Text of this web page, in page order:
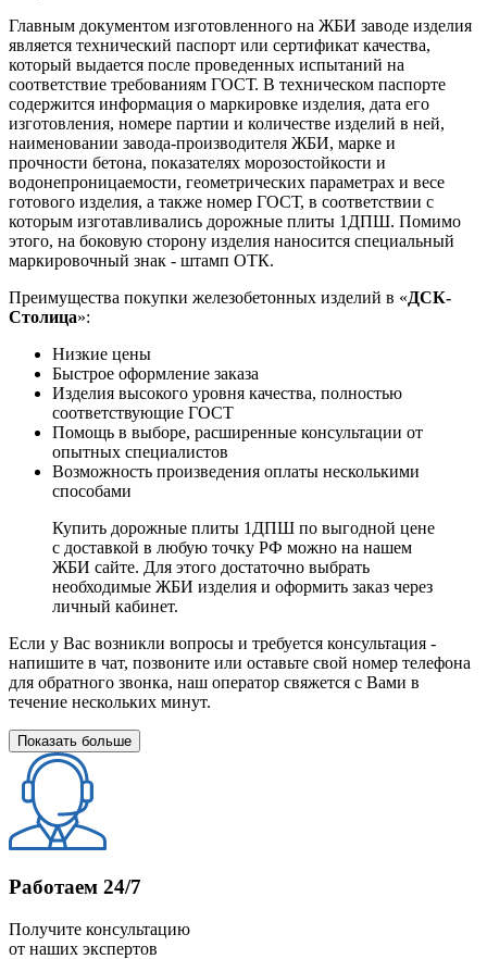
Главным документом изготовленного на ЖБИ заводе изделия
является технический паспорт или сертификат качества,
который выдается после проведенных испытаний на
соответствие требованиям ГОСТ. В техническом паспорте
содержится информация о маркировке изделия, дата его
изготовления, номере партии и количестве изделий в ней,
наименовании завода-производителя ЖБИ, марке и
прочности бетона, показателях морозостойкости и
водонепроницаемости, геометрических параметрах и весе
готового изделия, а также номер ГОСТ, в соответствии с
которым изготавливались дорожные плиты 1ДПШ. Помимо
этого, на боковую сторону изделия наносится специальный
маркировочный знак - штамп ОТК.
Преимущества покупки железобетонных изделий в «ДСК-
Столица»:
Низкие цены
Быстрое оформление заказа
Изделия высокого уровня качества, полностью
соответствующие ГОСТ
Помощь в выборе, расширенные консультации от
опытных специалистов
Возможность произведения оплаты несколькими
способами
Купить дорожные плиты 1ДПШ по выгодной цене
с доставкой в любую точку РФ можно на нашем
ЖБИ сайте. Для этого достаточно выбрать
необходимые ЖБИ изделия и оформить заказ через
личный кабинет.
Если у Вас возникли вопросы и требуется консультация -
напишите в чат, позвоните или оставьте свой номер телефона
для обратного звонка, наш оператор свяжется с Вами в
течение нескольких минут.
Показать больше
Работаем 24/7
Получите консультацию
от наших экспертов